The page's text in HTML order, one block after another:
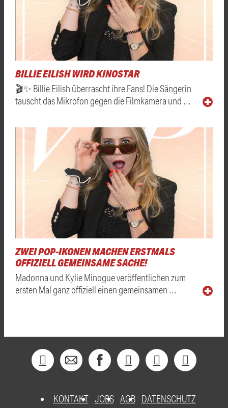
BILLIE EILISH WIRD KINOSTAR
🎬✨ Billie Eilish überrascht ihre Fans! Die Sängerin
tauscht das Mikrofon gegen die Filmkamera und …
ZWEI POP-IKONEN MACHEN ERSTMALS
OFFIZIELL GEMEINSAME SACHE!
Madonna und Kylie Minogue veröffentlichen zum
ersten Mal ganz offiziell einen gemeinsamen …
KONTAKT JOBS AGB DATENSCHUTZ